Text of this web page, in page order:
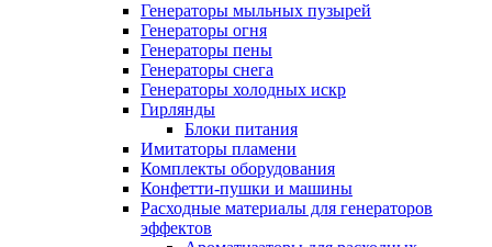
Генераторы мыльных пузырей
Генераторы огня
Генераторы пены
Генераторы снега
Генераторы холодных искр
Гирлянды
Блоки питания
Имитаторы пламени
Комплекты оборудования
Конфетти-пушки и машины
Расходные материалы для генераторов
эффектов